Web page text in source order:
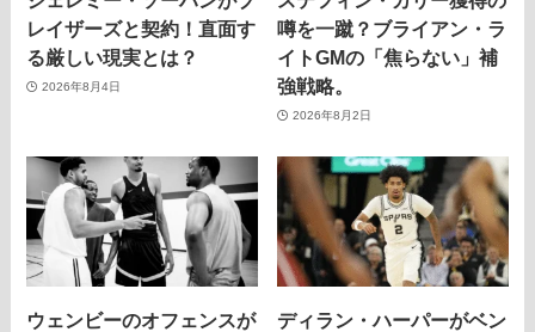
レイザーズと契約！直面す
る厳しい現実とは？
2026年8月4日
噂を一蹴？ブライアン・ラ
イトGMの「焦らない」補
強戦略。
2026年8月2日
ウェンビーのオフェンスが
ディラン・ハーパーがベン